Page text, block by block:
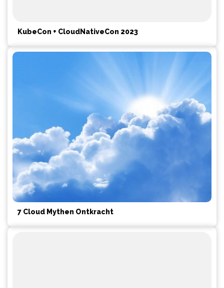
KubeCon + CloudNativeCon 2023
7 Cloud Mythen Ontkracht